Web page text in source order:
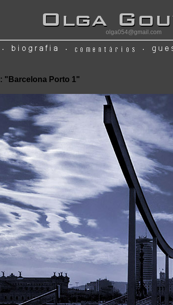
olga054@gmail.com
: "Barcelona Porto 1"